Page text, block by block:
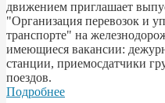
движением приглашает
"Организация перевозок и
транспорте" на
имеющиеся вакансии:
станции, приемосдатчики
поездов.
Подробнее